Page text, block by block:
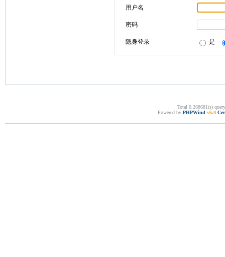
用户名
密码
隐身登录 是
Total 0.268681(s)
Powered by PHPWind v6.0